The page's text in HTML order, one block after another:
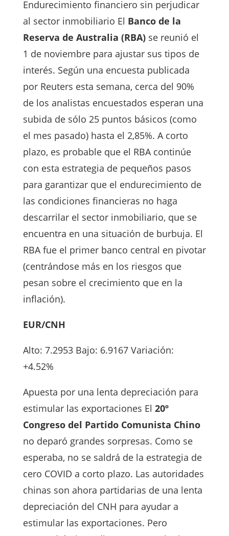
Endurecimiento financiero sin perjudicar
al sector inmobiliario El Banco de la
Reserva de Australia (RBA)se reunió el
1 de noviembre para ajustar sus tipos de
interés. Según una encuesta publicada
por Reuters esta semana, cerca del 90%
de los analistas encuestados esperan una
subida de sólo 25 puntos básicos (como
el mes pasado) hasta el 2,85%. A corto
plazo, es probable que el RBA continúe
con esta estrategia de pequeños pasos
para garantizar que el endurecimiento de
las condiciones financieras no haga
descarrilar el sector inmobiliario, que se
encuentra en una situación de burbuja. El
RBA fue el primer banco central en pivotar
(centrándose más en los riesgos que
pesan sobre el crecimiento que en la
inflación).
EUR/CNH
Alto: 7.2953 Bajo: 6.9167 Variación:
+4.52%
Apuesta por una lenta depreciación para
estimular las exportaciones El 20º
Congreso del Partido Comunista Chino
no deparó grandes sorpresas. Como se
esperaba, no se saldrá de la estrategia de
cero COVID a corto plazo. Las autoridades
chinas son ahora partidarias de una lenta
depreciación del CNH para ayudar a
estimular las exportaciones. Pero